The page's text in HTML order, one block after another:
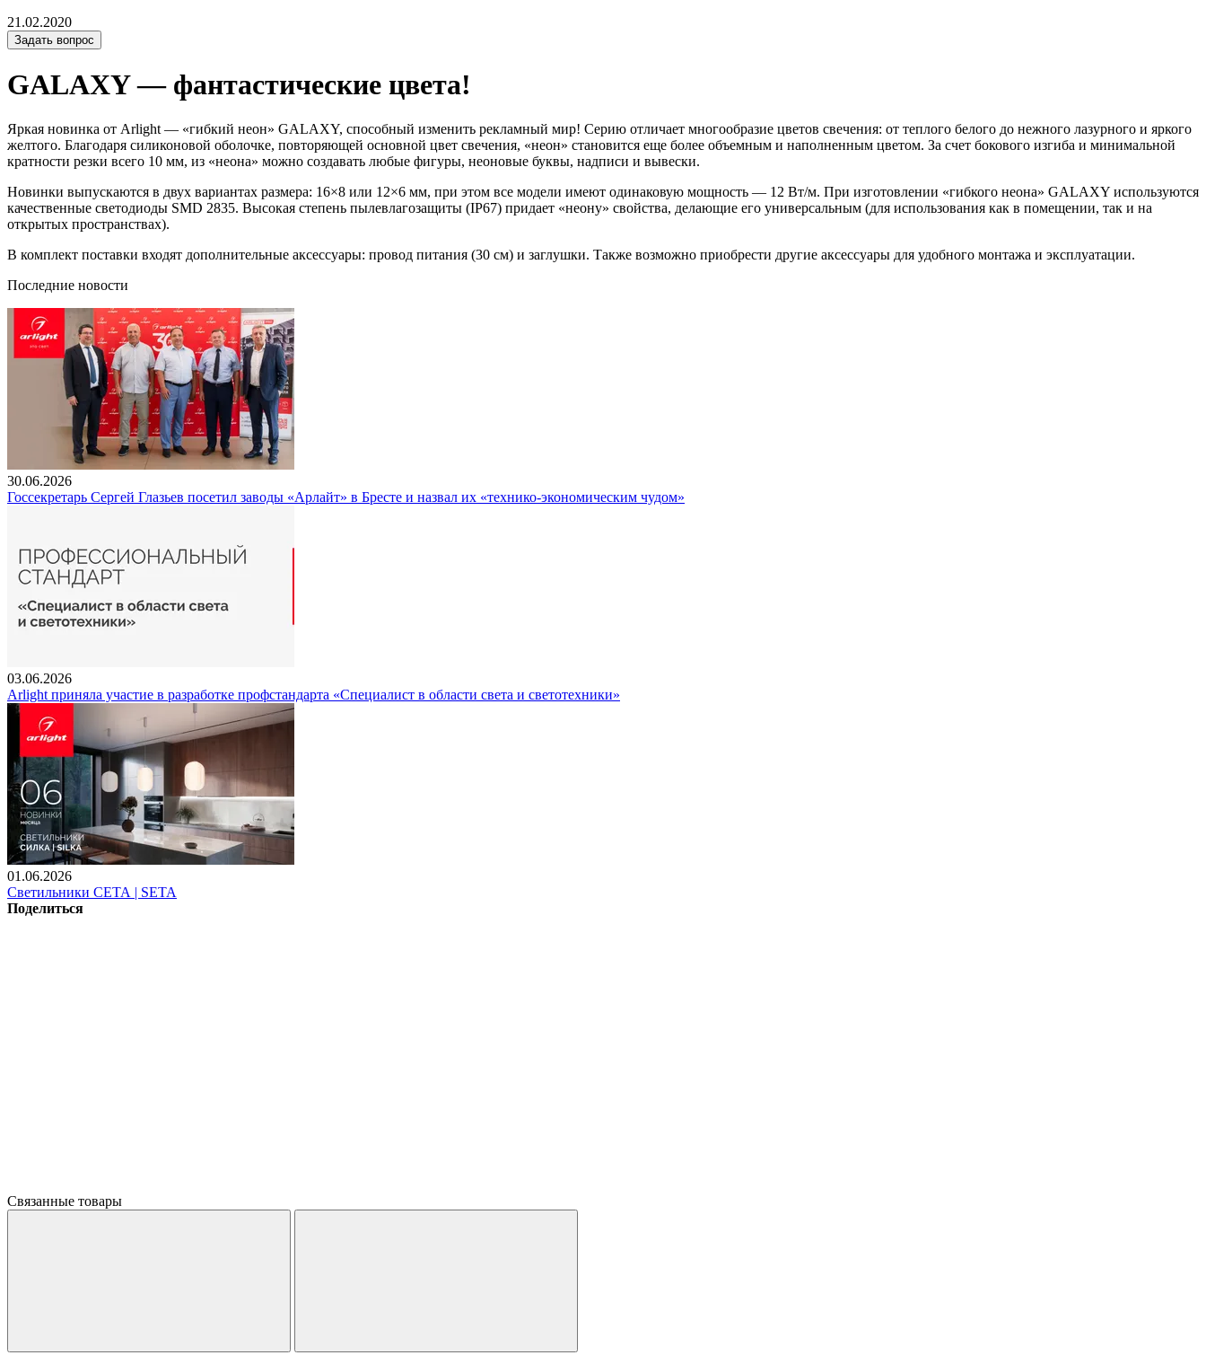
21.02.2020
Задать вопрос
GALAXY — фантастические цвета!
Яркая новинка от Arlight — «гибкий неон» GALAXY, способный изменить рекламный мир! Серию отличает многообразие цветов свечения: от теплого белого до нежного лазурного и яркого
желтого. Благодаря силиконовой оболочке, повторяющей основной цвет свечения, «неон» становится еще более объемным и наполненным цветом. За счет бокового изгиба и минимальной
кратности резки всего 10 мм, из «неона» можно создавать любые фигуры, неоновые буквы, надписи и вывески.
Новинки выпускаются в двух вариантах размера: 16×8 или 12×6 мм, при этом все модели имеют одинаковую мощность — 12 Вт/м. При изготовлении «гибкого неона» GALAXY используются
качественные светодиоды SMD 2835. Высокая степень пылевлагозащиты (IP67) придает «неону» свойства, делающие его универсальным (для использования как в помещении, так и на
открытых пространствах).
В комплект поставки входят дополнительные аксессуары: провод питания (30 см) и заглушки. Также возможно приобрести другие аксессуары для удобного монтажа и эксплуатации.
Последние новости
30.06.2026
Госсекретарь Сергей Глазьев посетил заводы «Арлайт» в Бресте и назвал их «технико-экономическим чудом»
03.06.2026
Arlight приняла участие в разработке профстандарта «Специалист в области света и светотехники»
01.06.2026
Светильники СЕТА | SETA
Поделиться
Связанные товары